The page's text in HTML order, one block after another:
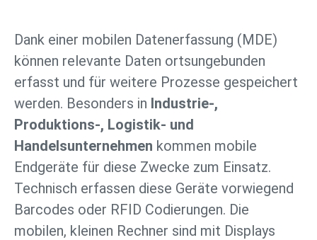
Dank einer mobilen Datenerfassung (MDE)
können relevante Daten ortsungebunden
erfasst und für weitere Prozesse gespeichert
werden. Besonders in Industrie-,
Produktions-, Logistik- und
Handelsunternehmen kommen mobile
Endgeräte für diese Zwecke zum Einsatz.
Technisch erfassen diese Geräte vorwiegend
Barcodes oder RFID Codierungen. Die
mobilen, kleinen Rechner sind mit Displays